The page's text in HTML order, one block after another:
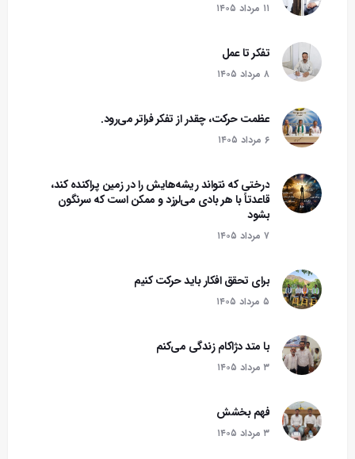
۱۱ مرداد ۱۴۰۵
تفکر تا عمل
۸ مرداد ۱۴۰۵
عظمت حرکت، چقدر از تفکر فراتر می‌رود.
۶ مرداد ۱۴۰۵
درختی که نتواند ریشه‌هایش را در زمین پراکنده کند،
قاعدتاً با هر بادی می‌لرزد و ممکن است که سرنگون
بشود‌
۷ مرداد ۱۴۰۵
برای تحقق افکار باید حرکت کنیم
۵ مرداد ۱۴۰۵
با متد دژاکام زندگی می‌کنم
۳ مرداد ۱۴۰۵
فهم بخشش
۳ مرداد ۱۴۰۵